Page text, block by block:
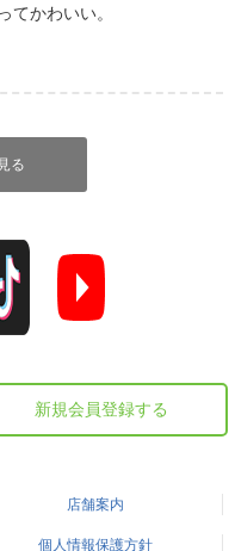
てかわいい。
る
新規会員登録する
店舗案内
個人情報保護方針